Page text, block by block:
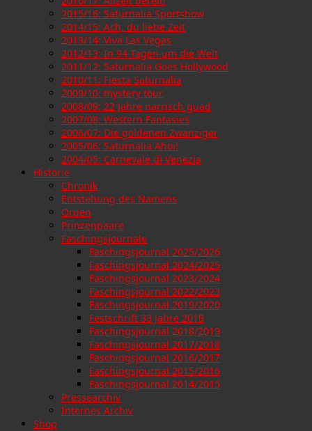
2015/16: Saturnalia Sportshow
2014/15: Ach, du liebe Zeit
2013/14: Viva Las Vegas
2012/13: In 94 Tagen um die Welt
2011/12: Saturnalia Goes Hollywood
2010/11: Fiesta Saturnalia
2009/10: mystery tour
2008/09: 22 Jahre narrisch guad
2007/08: Western Fantasies
2006/07: Die goldenen Zwanziger
2005/06: Saturnalia Ahoi!
2004/05: Carnevale di Venezia
Historie
Chronik
Entstehung des Namens
Orden
Prinzenpaare
Faschingsjournale
Faschingsjournal 2025/2026
Faschingsjournal 2024/2025
Faschingsjournal 2023/2024
Faschingsjournal 2022/2023
Faschingsjournal 2019/2020
Festschrift 33 Jahre 2019
Faschingsjournal 2018/2019
Faschingsjournal 2017/2018
Faschingsjournal 2016/2017
Faschingsjournal 2015/2016
Faschingsjournal 2014/2015
Pressearchiv
Internes Archiv
Shop